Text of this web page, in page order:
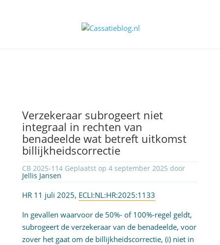
Verzekeraar subrogeert niet
integraal in rechten van
benadeelde wat betreft uitkomst
billijkheidscorrectie
CB 2025-114 Geplaatst op 4 september 2025 door
Jellis Jansen
HR 11 juli 2025, ECLI:NL:HR:2025:1133
In gevallen waarvoor de 50%- of 100%-regel geldt,
subrogeert de verzekeraar van de benadeelde, voor
zover het gaat om de billijkheidscorrectie, (i) niet in